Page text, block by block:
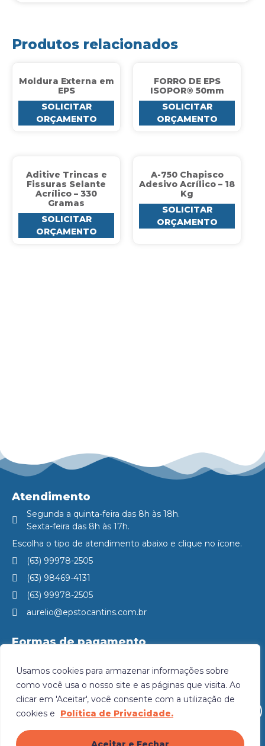
Usamos cookies para armazenar informações sobre
como você usa o nosso site e as páginas que visita. Ao
clicar em 'Aceitar', você consente com a utilização de
cookies e
Política de Privacidade.
Produtos relacionados
Moldura Externa em
EPS
SOLICITAR
ORÇAMENTO
FORRO DE EPS
ISOPOR® 50mm
SOLICITAR
ORÇAMENTO
Aditive Trincas e
Fissuras Selante
Acrílico – 330
Gramas
SOLICITAR
ORÇAMENTO
A-750 Chapisco
Adesivo Acrílico – 18
Kg
SOLICITAR
ORÇAMENTO
Atendimento
Segunda a quinta-feira das 8h às 18h.
Sexta-feira das 8h às 17h.
Escolha o tipo de atendimento abaixo e clique no ícone.
(63) 99978-2505
(63) 98469-4131
(63) 99978-2505
aurelio@epstocantins.com.br
Formas de pagamento
Nos acompanhe
CNPJ: 46.779.490/0001-77
SOLICITE ORÇAMENTO